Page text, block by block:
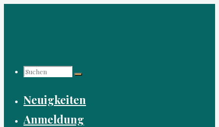
Suchen
nach:
Neuigkeiten
Anmeldung